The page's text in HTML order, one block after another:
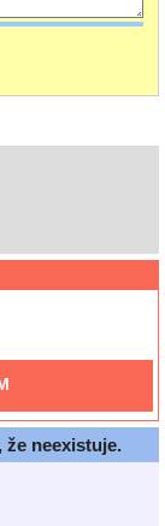
že neexistuje.